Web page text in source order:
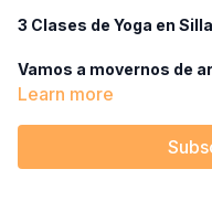
3 Clases de Yoga en
Vamos a movernos de
que romper esa rutina y
Learn more